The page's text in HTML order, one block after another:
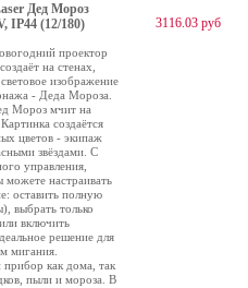
Дед Мороз
IP44 (12/180)
проектор
на стенах,
изображение
- Деда Мороза.
Мороз мчит на
создаётся
цветов - экипаж
звёздами. С
управления,
можете настраивать
оставить полную
выбрать только
включить
решение для
мигания.
прибор как дома, так
пыли и мороза. В
3116.03 руб